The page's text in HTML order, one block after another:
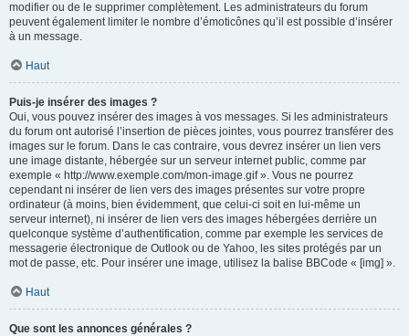
modifier ou de le supprimer complètement. Les administrateurs du forum
peuvent également limiter le nombre d’émoticônes qu’il est possible d’insérer
à un message.
Haut
Puis-je insérer des images ?
Oui, vous pouvez insérer des images à vos messages. Si les administrateurs
du forum ont autorisé l’insertion de pièces jointes, vous pourrez transférer des
images sur le forum. Dans le cas contraire, vous devrez insérer un lien vers
une image distante, hébergée sur un serveur internet public, comme par
exemple « http://www.exemple.com/mon-image.gif ». Vous ne pourrez
cependant ni insérer de lien vers des images présentes sur votre propre
ordinateur (à moins, bien évidemment, que celui-ci soit en lui-même un
serveur internet), ni insérer de lien vers des images hébergées derrière un
quelconque système d’authentification, comme par exemple les services de
messagerie électronique de Outlook ou de Yahoo, les sites protégés par un
mot de passe, etc. Pour insérer une image, utilisez la balise BBCode « [img] ».
Haut
Que sont les annonces générales ?